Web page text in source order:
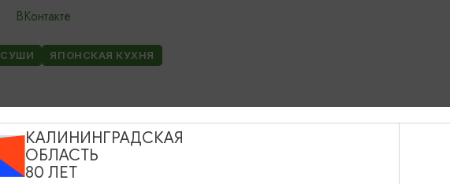
ВКонтакте
СУШИ ЯПОНСКАЯ КУХНЯ
КАЛИНИНГРАДСКАЯ
ОБЛАСТЬ
80 ЛЕТ